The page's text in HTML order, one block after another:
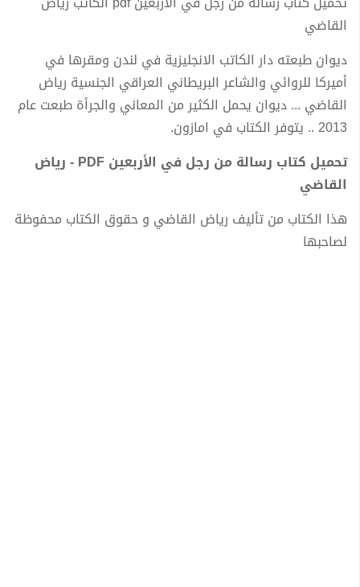
القاضي
ديوان طبعته دار الكاتب الانجليزية في لندن ومقرها في
أميركا للروائي والشاعر البريطاني العراقي الجنسية رياض
القاضي ... ديوان يحمل الكثير من المعاني والجرأة طبعت عام
2013 .. يتوفر الكتاب في امازون.
تحميل كتاب رسالة من رجل في الأربعين PDF - رياض
القاضي
هذا الكتاب من تأليف رياض القاضي و حقوق الكتاب محفوظة
لصاحبها